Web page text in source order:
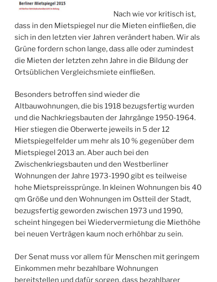
Nach wie vor kritisch ist,
dass in den Mietspiegel nur die Mieten einfließen, die
sich in den letzten vier Jahren verändert haben. Wir als
Grüne fordern schon lange, dass alle oder zumindest
die Mieten der letzten zehn Jahre in die Bildung der
Ortsüblichen Vergleichsmiete einfließen.
Besonders betroffen sind wieder die
Altbauwohnungen, die bis 1918 bezugsfertig wurden
und die Nachkriegsbauten der Jahrgänge 1950-1964.
Hier stiegen die Oberwerte jeweils in 5 der 12
Mietspiegelfelder um mehr als 10 % gegenüber dem
Mietspiegel 2013 an. Aber auch bei den
Zwischenkriegsbauten und den Westberliner
Wohnungen der Jahre 1973-1990 gibt es teilweise
hohe Mietspreissprünge. In kleinen Wohnungen bis 40
qm Größe und den Wohnungen im Ostteil der Stadt,
bezugsfertig geworden zwischen 1973 und 1990,
scheint hingegen bei Wiedervermietung die Miethöhe
bei neuen Verträgen kaum noch erhöhbar zu sein.
Der Senat muss vor allem für Menschen mit geringem
Einkommen mehr bezahlbare Wohnungen
bereitstellen und dafür sorgen, dass bezahlbarer